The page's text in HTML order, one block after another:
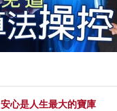
安心是人生最大的寶庫